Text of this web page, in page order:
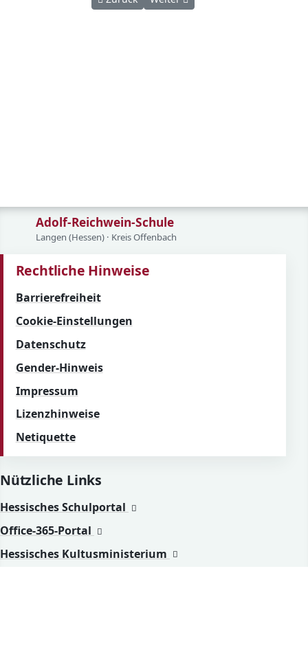
Adolf-Reichwein-Schule
Langen (Hessen) · Kreis Offenbach
Rechtliche Hinweise
Barrierefreiheit
Cookie-Einstellungen
Datenschutz
Gender-Hinweis
Impressum
Lizenzhinweise
Netiquette
Nützliche Links
Hessisches Schulportal
(öffnet in neuem Fenster)
Office-365-Portal
(öffnet in neuem Fenster)
Hessisches Kultusministerium
(öffnet in neuem